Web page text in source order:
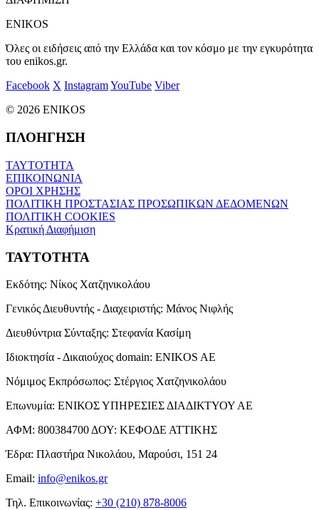
ENIKOS
Όλες οι ειδήσεις από την Ελλάδα και τον κόσμο με την εγκυρότητα
του enikos.gr.
Facebook X InstagramYouTube Viber
© 2026 ENIKOS
ΠΛΟΗΓΗΣΗ
ΤΑΥΤΟΤΗΤΑ
ΕΠΙΚΟΙΝΩΝΙΑ
ΟΡΟΙ ΧΡΗΣΗΣ
ΠΟΛΙΤΙΚΗ ΠΡΟΣΤΑΣΙΑΣ ΠΡΟΣΩΠΙΚΩΝ ΔΕΔΟΜΕΝΩΝ
ΠΟΛΙΤΙΚΗ COOKIES
Κρατική Διαφήμιση
ΤΑΥΤΟΤΗΤΑ
Εκδότης: Νίκος Χατζηνικολάου
Γενικός Διευθυντής - Διαχειριστής: Μάνος Νιφλής
Διευθύντρια Σύνταξης: Στεφανία Κασίμη
Ιδιοκτησία - Δικαιούχος domain: ENIKOS AE
Νόμιμος Εκπρόσωπος: Στέργιος Χατζηνικολάου
Επωνυμία: ΕΝΙΚΟΣ ΥΠΗΡΕΣΙΕΣ ΔΙΑΔΙΚΤΥΟΥ ΑΕ
ΑΦΜ: 800384700 ΔΟΥ: ΚΕΦΟΔΕ ΑΤΤΙΚΗΣ
Έδρα: Πλαστήρα Νικολάου, Μαρούσι, 151 24
Email: info@enikos.gr
Τηλ. Επικοινωνίας: +30 (210) 878-8006